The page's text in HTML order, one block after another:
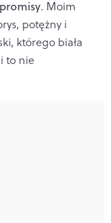
. Moim
potężny i
którego biała
to nie